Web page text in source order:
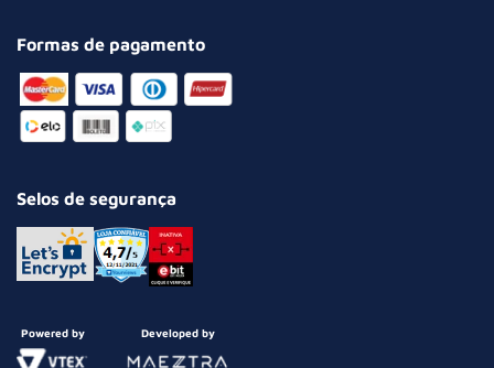
Formas de pagamento
Selos de segurança
Powered by Developed by